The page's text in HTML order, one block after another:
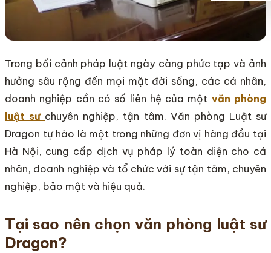
Trong bối cảnh pháp luật ngày càng phức tạp và ảnh
hưởng sâu rộng đến mọi mặt đời sống, các cá nhân,
doanh nghiệp cần có số liên hệ của một văn phòng
luật sư chuyên nghiệp, tận tâm. Văn phòng Luật sư
Dragon tự hào là một trong những đơn vị hàng đầu tại
Hà Nội, cung cấp dịch vụ pháp lý toàn diện cho cá
nhân, doanh nghiệp và tổ chức với sự tận tâm, chuyên
nghiệp, bảo mật và hiệu quả.
Tại sao nên chọn văn phòng luật sư
Dragon?